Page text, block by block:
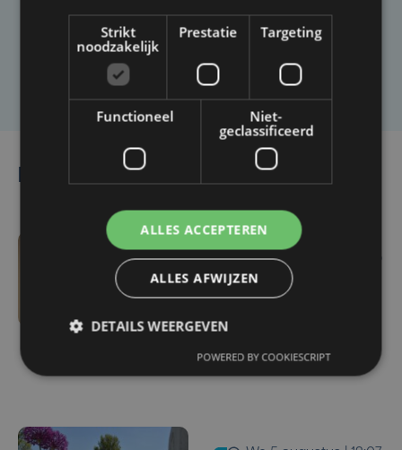
artikel?
Laat het ons weten
wo 5 augustus | 16:55
Geen plaats in de
meer kinderen belanden
Strikt
noodzakelijk
Prestatie Targeting
Functioneel
Niet-
geclassificeerd
ALLES ACCEPTEREN
ALLES AFWIJZEN
DETAILS WEERGEVEN
POWERED BY COOKIESCRIPT